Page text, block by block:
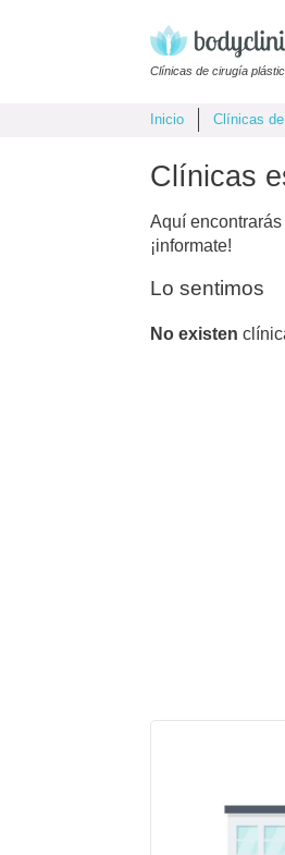
Clínicas de cirugía
Inicio Clínicas
Clínicas
Aquí
¡informate!
Lo sentimos
No existen